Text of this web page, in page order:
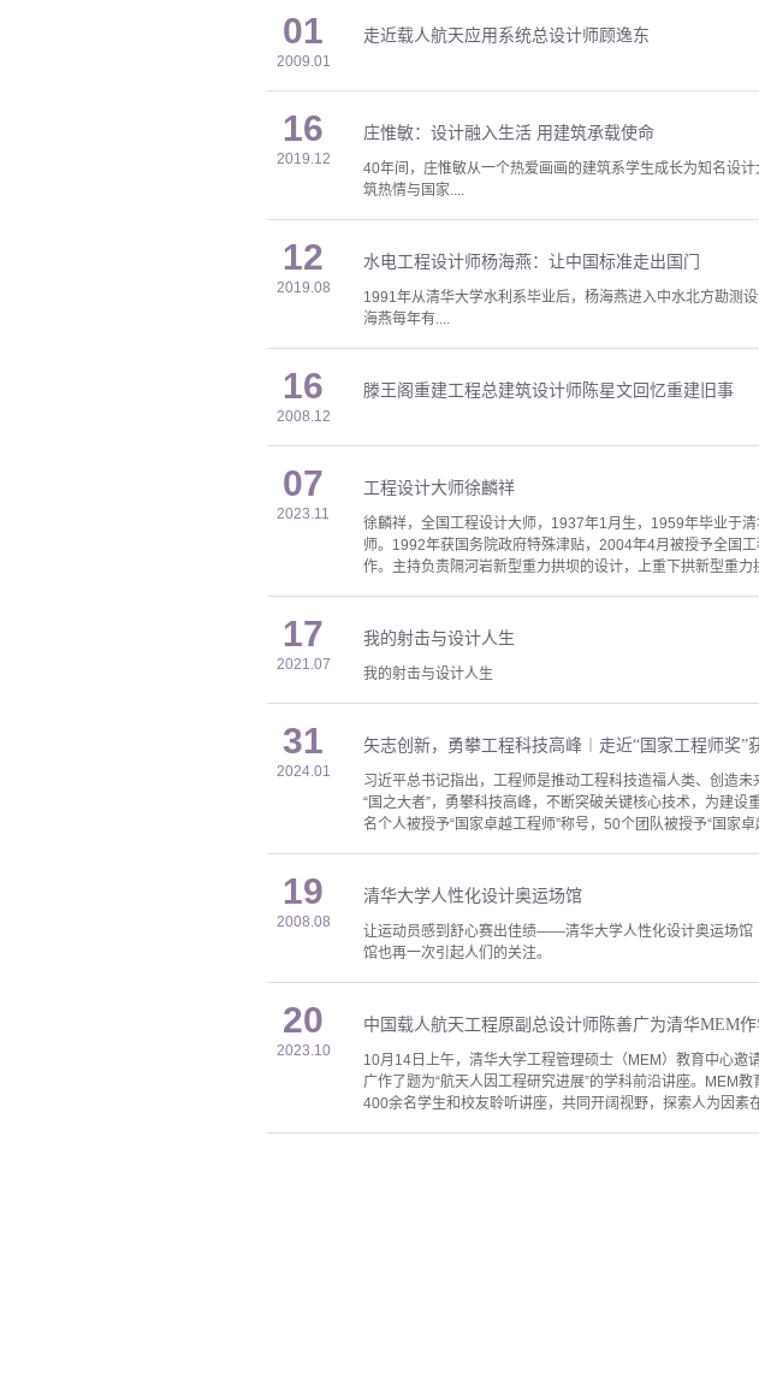
01
2009.01
走近载人航天应用系统总设计师顾逸东
16
2019.12
庄惟敏：设计融入生活 用建筑承载使命
40年间，庄惟敏从一个热爱画画的建筑系学生成长为知名设
筑热情与国家....
12
2019.08
水电工程设计师杨海燕：让中国标准走出国门
1991年从清华大学水利系毕业后，杨海燕进入中水北方勘测
海燕每年有....
16
2008.12
滕王阁重建工程总建筑设计师陈星文回忆重建旧事
07
2023.11
工程设计大师徐麟祥
徐麟祥，全国工程设计大师，1937年1月生，1959年毕业于
师。1992年获国务院政府特殊津贴，2004年4月被授予全国
作。主持负责隔河岩新型重力拱坝的设计，上重下拱新型重
17
2021.07
我的射击与设计人生
我的射击与设计人生
31
2024.01
矢志创新，勇攀工程科技高峰︱走近“国家工程师奖”
习近平总书记指出，工程师是推动工程科技造福人类、创造
“国之大者”，勇攀科技高峰，不断突破关键核心技术，为建
名个人被授予“国家卓越工程师”称号，50个团队被授予“国家
19
2008.08
清华大学人性化设计奥运场馆
让运动员感到舒心赛出佳绩——清华大学人性化设计奥运场
馆也再一次引起人们的关注。
20
2023.10
中国载人航天工程原副总设计师陈善广为清华MEM
10月14日上午，清华大学工程管理硕士（MEM）教育中心
广作了题为“航天人因工程研究进展”的学科前沿讲座。MEM
400余名学生和校友聆听讲座，共同开阔视野，探索人为因